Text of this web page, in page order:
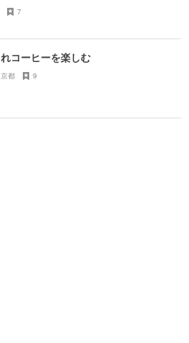
7
コーヒーを楽しむ
京都 9